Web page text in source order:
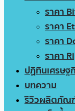
ราคา
ราคา
ราคา
ราคา
ปฏิทินเศรษฐ
บทความ
รีวิวผลิตภัณ